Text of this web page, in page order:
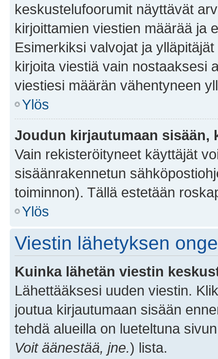
keskustelufoorumit näyttävät
kirjoittamien viestien määrää ja
Esimerkiksi valvojat ja
kirjoita viestiä vain nostaaksesi
viestiesi määrän vähentyneen
Ylös
Joudun kirjautumaan sisään,
Vain rekisteröityneet käyttäjät
sisäänrakennetun
toiminnon). Tällä estetään
Ylös
Viestin lähetyksen
Kuinka lähetän viestin
Lähettääksesi uuden viestin.
joutua kirjautumaan sisään
tehdä alueilla on lueteltuna
Voit äänestää, jne.) lista.